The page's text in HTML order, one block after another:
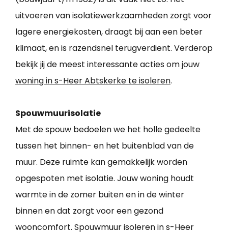
uitvoeren van isolatiewerkzaamheden zorgt voor
lagere energiekosten, draagt bij aan een beter
klimaat, en is razendsnel terugverdient. Verderop
bekijk jij de meest interessante acties om jouw
woning in s-Heer Abtskerke te isoleren.
Spouwmuurisolatie
Met de spouw bedoelen we het holle gedeelte
tussen het binnen- en het buitenblad van de
muur. Deze ruimte kan gemakkelijk worden
opgespoten met isolatie. Jouw woning houdt
warmte in de zomer buiten en in de winter
binnen en dat zorgt voor een gezond
wooncomfort. Spouwmuur isoleren in s-Heer